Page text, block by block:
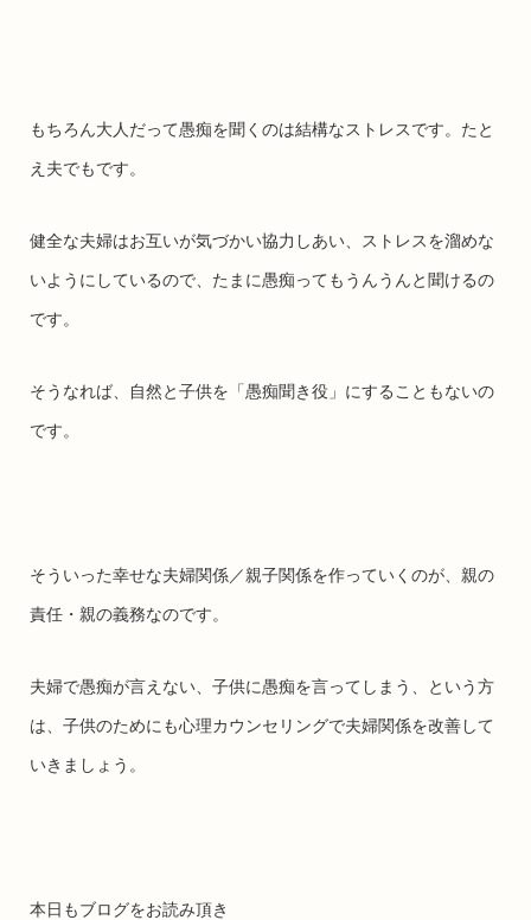
もちろん大人だって愚痴を聞くのは結構なストレスです。たと
え夫でもです。
健全な夫婦はお互いが気づかい協力しあい、ストレスを溜めな
いようにしているので、たまに愚痴ってもうんうんと聞けるの
です。
そうなれば、自然と子供を「愚痴聞き役」にすることもないの
です。
そういった幸せな夫婦関係／親子関係を作っていくのが、親の
責任・親の義務なのです。
夫婦で愚痴が言えない、子供に愚痴を言ってしまう、という方
は、子供のためにも心理カウンセリングで夫婦関係を改善して
いきましょう。
本日もブログをお読み頂き